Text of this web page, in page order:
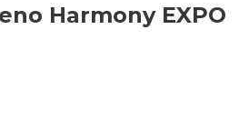
Harmony EXPO